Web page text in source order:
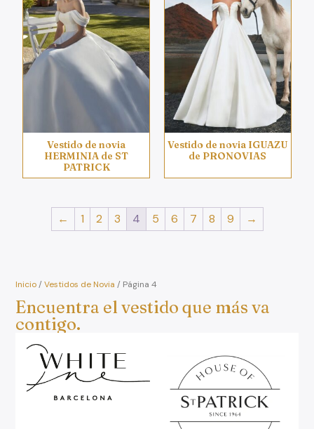
Inicio/Vestidos de Novia / Página 4
Encuentra el vestido que más va
contigo.
Vestido de novia
HERMINIA de ST
PATRICK
Vestido de novia IGUAZU
de PRONOVIAS
← 1 2 3 4 5 6 7 8 9 →